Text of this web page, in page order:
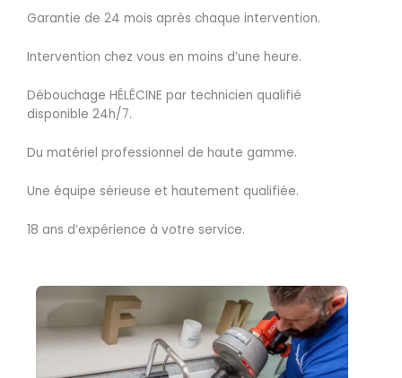
Garantie de 24 mois après chaque intervention.
Intervention chez vous en moins d’une heure.
Débouchage HÉLÉCINE par technicien qualifié
disponible 24h/7.
Du matériel professionnel de haute gamme.
Une équipe sérieuse et hautement qualifiée.
18 ans d’expérience à votre service.